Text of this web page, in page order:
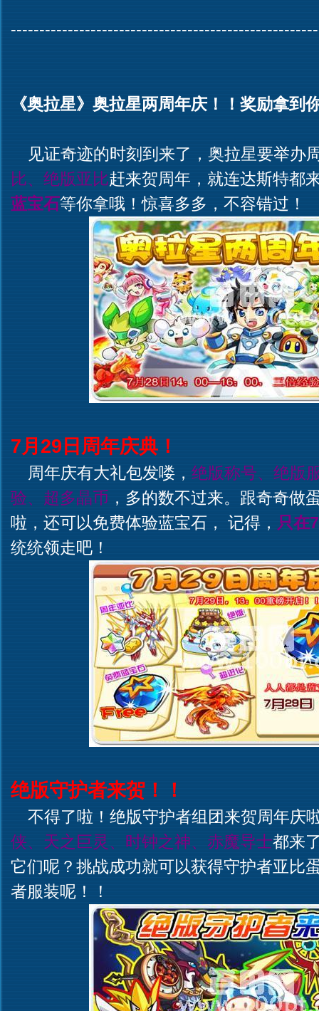
《奥拉星》奥拉星两周年庆！！奖励拿到
见证奇迹的时刻到来了，奥拉星要举办
比、绝版亚比赶来贺周年，就连达斯特都
蓝宝石等你拿哦！惊喜多多，不容错过！
7月29日周年庆典！
周年庆有大礼包发喽， 绝版称号、绝版
验、超多晶币 ，多的数不过来。跟奇奇做
啦，还可以免费体验蓝宝石， 记得， 只在
统统领走吧！
绝版守护者来贺！！
不得了啦！绝版守护者组团来贺周年庆
侠、天之巨灵、时钟之神、赤魔导士都来
它们呢？挑战成功就可以获得守护者亚比
者服装呢！！